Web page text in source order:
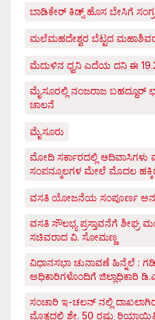
ಬಾಡಿಕೇರ್ ಕಿಡ್ಸ್ ಹೊಸ ಬೇಸಿಗೆ
ಮಲೆಮಹದೇಶ್ವರ ಬೆಟ್ಟದ
ಮೆದುಳಿನ ಧ್ವನಿ ಎದೆಯ ದನಿ ಈ
ಮೈಸೂರಲ್ಲಿ ನಂಜರಾಜ ಬಹದ್ದೂರ್
ಚಾಲನೆ
ಮೈಸೂರು
ಮೋದಿ ಸರ್ಕಾರದಲ್ಲಿ ಆದಿವಾಸಿಗಳು
ಸಂಪನ್ಮೂಲಗಳ ಮೇಲೆ ಮೊದಲ
ವಸತಿ ಯೋಜನೆಯ ಸಂಪೂರ್ಣ
ವಸತಿ ಸೌಲಭ್ಯ ಪ್ರಸ್ತಾವನೆಗೆ ಶೀಘ್ರ
ಸಚಿವರಾದ ವಿ. ಸೋಮಣ್ಣ
ವಿಧಾನಸಭಾ ಚುನಾವಣೆ ಹಿನ್ನೆಲೆ :
ಅಧಿಕಾರಿಗಳೊಂದಿಗೆ ಜಿಲ್ಲಾಧಿಕಾರಿ
ಸಂಚಾರಿ ಇ-ಚಲನ್ ನಲ್ಲಿ
ಮೊತ್ತದಲ್ಲಿ ಶೇ. 50 ರಷ್ಟು